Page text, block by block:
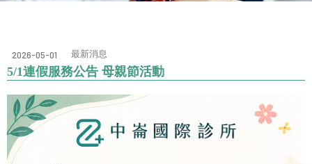
2026-05-01 最新消息
5/1連假服務公告 母親節活動